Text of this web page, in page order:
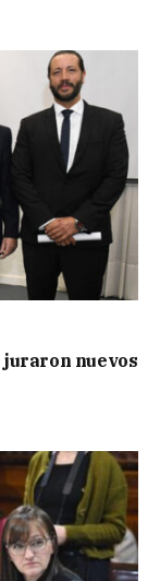
nuevos